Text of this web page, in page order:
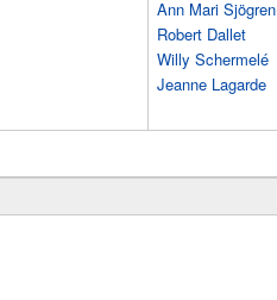
Ann Mari Sjögren
Robert Dallet
Willy Schermelé
Jeanne Lagarde